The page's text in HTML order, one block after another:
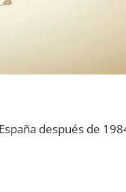
después dе